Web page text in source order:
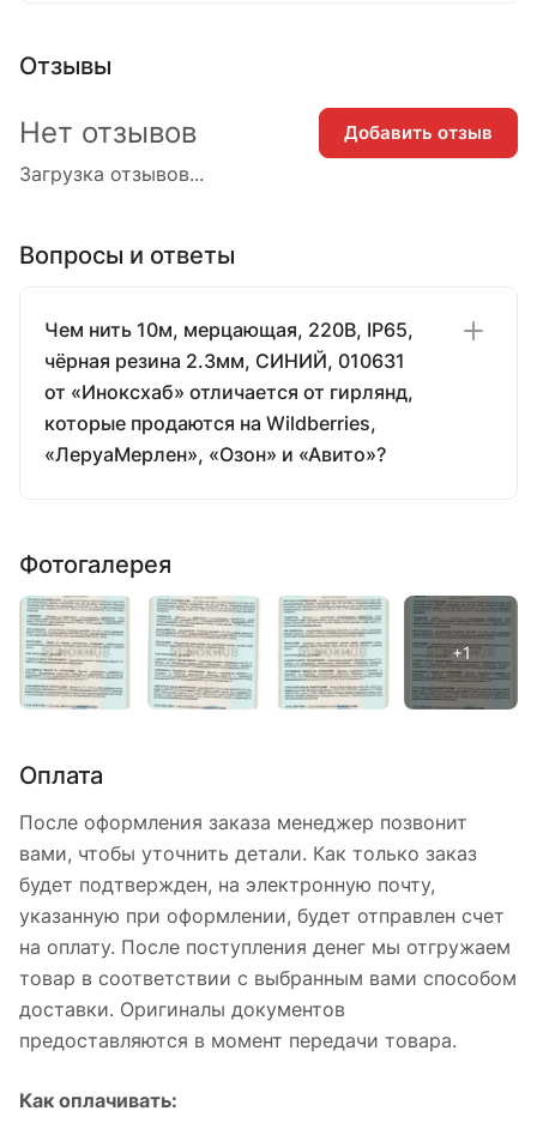
Отзывы
Загрузка отзывов...
Нет отзывов Добавить отзыв
Вопросы и ответы
Чем нить 10м, мерцающая, 220В, IP65,
чёрная резина 2.3мм, СИНИЙ, 010631
от «Иноксхаб» отличается от гирлянд,
которые продаются на Wildberries,
«ЛеруаМерлен», «Озон» и «Авито»?
Фотогалерея
Оплата
После оформления заказа менеджер позвонит
вами, чтобы уточнить детали. Как только заказ
будет подтвержден, на электронную почту,
указанную при оформлении, будет отправлен счет
на оплату. После поступления денег мы отгружаем
товар в соответствии с выбранным вами способом
доставки. Оригиналы документов
предоставляются в момент передачи товара.
Как оплачивать: